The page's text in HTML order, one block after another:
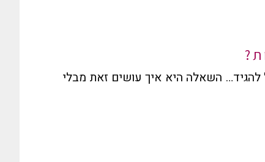
להגיד… השאלה היא איך עושים זאת מבלי